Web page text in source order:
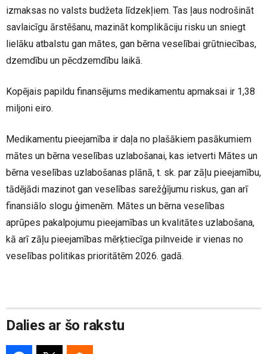
izmaksas no valsts budžeta līdzekļiem. Tas ļaus nodrošināt
savlaicīgu ārstēšanu, mazināt komplikāciju risku un sniegt
lielāku atbalstu gan mātes, gan bērna veselībai grūtniecības,
dzemdību un pēcdzemdību laikā.
Kopējais papildu finansējums medikamentu apmaksai ir 1,38
miljoni eiro.
Medikamentu pieejamība ir daļa no plašākiem pasākumiem
mātes un bērna veselības uzlabošanai, kas ietverti Mātes un
bērna veselības uzlabošanas plānā, t. sk. par zāļu pieejamību,
tādējādi mazinot gan veselības sarežģījumu riskus, gan arī
finansiālo slogu ģimenēm. Mātes un bērna veselības
aprūpes pakalpojumu pieejamības un kvalitātes uzlabošana,
kā arī zāļu pieejamības mērķtiecīga pilnveide ir vienas no
veselības politikas prioritātēm 2026. gadā.
Dalies ar šo rakstu